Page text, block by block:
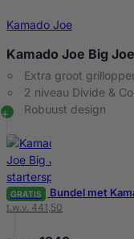
Kamado Joe
Kamado Joe Big
Extra groot
2 niveau Divide &
Robuust design
GRATIS Bundel met
t.w.v. 441,50